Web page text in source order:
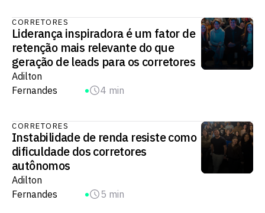
CORRETORES
Liderança inspiradora é um fator de
retenção mais relevante do que
geração de leads para os corretores
Adilton
Fernandes
4 min
CORRETORES
Instabilidade de renda resiste como
dificuldade dos corretores
autônomos
Adilton
Fernandes
5 min